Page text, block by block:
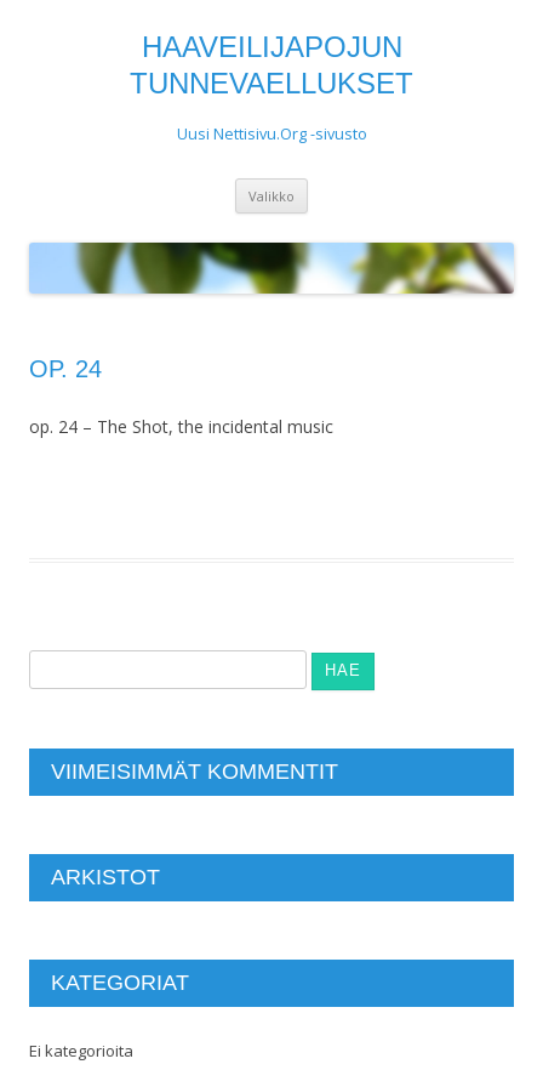
HAAVEILIJAPOJUN
TUNNEVAELLUKSET
Uusi Nettisivu.Org -sivusto
Valikko
OP. 24
op. 24 – The Shot, the incidental music
VIIMEISIMMÄT KOMMENTIT
ARKISTOT
KATEGORIAT
Ei kategorioita